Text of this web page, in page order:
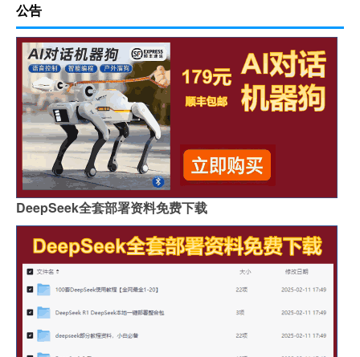
公告
DeepSeek全套部署资料免费下载